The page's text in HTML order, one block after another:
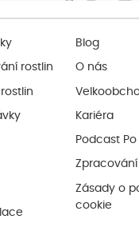
rostlin
Blog
O nás
Kariéra
Podcast
Zásady o
cookie